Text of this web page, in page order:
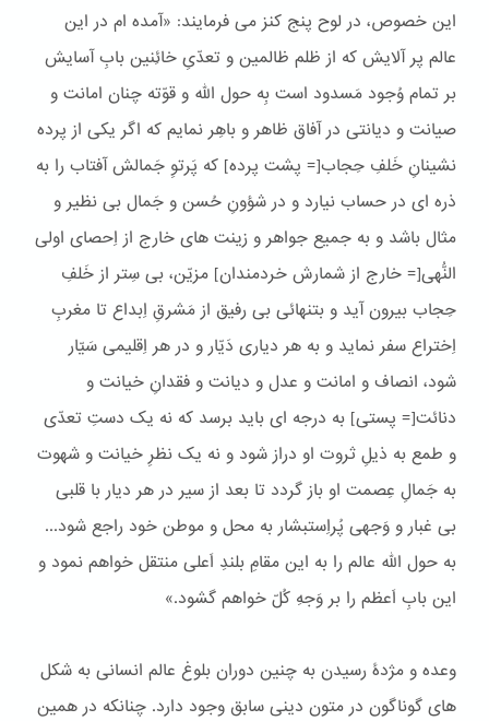
این خصوص، در لوح پنج کنز می فرمایند: «آمده ام در این
عالم پر آلایش که از ظلم ظالمین و تعدّیِ خائِنین بابِ آسایش
بر تمام وُجود مَسدود است بِه حول الله و قوّته چنان امانت و
صیانت و دیانتی در آفاق ظاهر و باهِر نمایم که اگر یکی از پرده
نشینانِ خَلفِ حِجاب[= پشت پرده] که پَرتوِ جَمالش آفتاب را به
ذره ای در حساب نیارد و در شؤونِ حُسن و جَمال بی نظیر و
مثال باشد و به جمیع جواهر و زینت های خارج از اِحصای اولی
النُّهی[= خارج از شمارش خردمندان] مزیّن، بی سِتر از خَلفِ
حِجاب بیرون آید و بتنهائی بی رفیق از مَشرقِ اِبداع تا مغربِ
اِختراع سفر نماید و به هر دیاری دَیّار و در هر اِقلیمی سَیّار
شود، انصاف و امانت و عدل و دیانت و فقدانِ خیانت و
دنائت[= پستی] به درجه ای باید برسد که نه یک دستِ تعدّی
و طمع به ذیلِ ثروت او دراز شود و نه یک نظرِ خیانت و شهوت
به جَمالِ عِصمت او باز گردد تا بعد از سیر در هر دیار با قلبی
بی غبار و وَجهی پُراِستبشار به محل و موطن خود راجع شود...
به حول الله عالم را به این مقامِ بلندِ اَعلی منتقل خواهم نمود و
این بابِ اَعظم را بر وَجهِ کُلّ خواهم گشود.»
وعده و مژدۀ رسیدن به چنین دوران بلوغ عالم انسانی به شکل
های گوناگون در متون دینی سابق وجود دارد. چنانکه در همین